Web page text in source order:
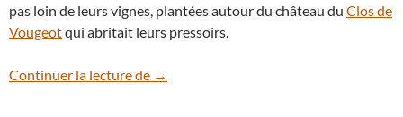
pas loin de leurs vignes, plantées autour du château du Clos de
Vougeotqui abritait leurs pressoirs.
Continuer la lecture de La Lune dans les nuages au-dessus du
→